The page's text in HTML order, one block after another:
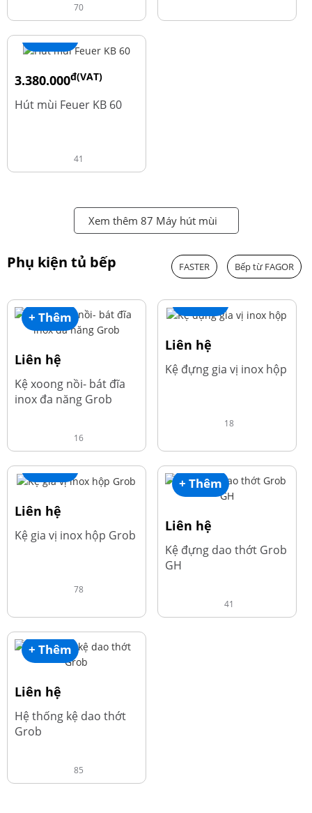
70
+ Thêm
3.380.000đ(VAT)
4.600.000
Hút mùi Feuer KB 60
41
Xem thêm 87 Máy hút mùi
Phụ kiện tủ bếp FASTER Bếp từ FAGOR
+ Thêm
Liên hệ
Kệ xoong nồi- bát đĩa
inox đa năng Grob
16
+ Thêm
Liên hệ
Kệ đựng gia vị inox hộp
18
+ Thêm
Liên hệ
Kệ gia vị inox hộp Grob
78
+ Thêm
Liên hệ
Kệ đựng dao thớt Grob
GH
41
+ Thêm
Liên hệ
Hệ thống kệ dao thớt
Grob
85